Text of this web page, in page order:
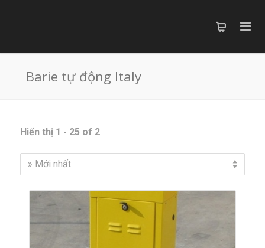
Barie tự động Italy
Hiển thị 1 - 25 of 2
» Mới nhất